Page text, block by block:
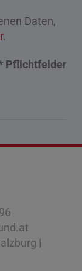
Daten,
.
Pflichtfelder
|